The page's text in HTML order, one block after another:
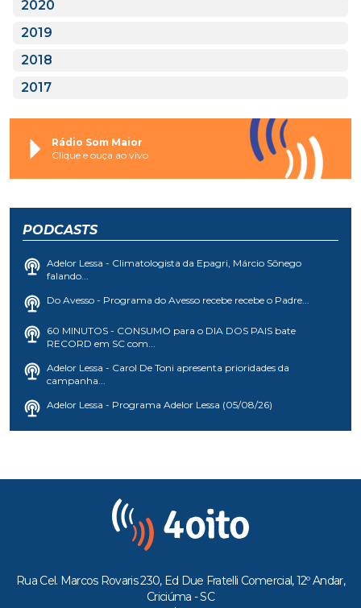
2020
2019
2018
2017
Rádio Som Maior
Clique e ouça ao vivo
PODCASTS
Adelor Lessa - Climatologista da Epagri, Márcio Sônego
falando...
Do Avesso - Programa do Avesso recebe recebe o Padre...
60 MINUTOS - CONSUMO para o DIA DOS PAIS bate
RECORD em SC com...
Adelor Lessa - Carol De Toni apresenta prioridades da
campanha...
Adelor Lessa - Programa Adelor Lessa (05/08/26)
Rua Cel. Marcos Rovaris 230, Ed Due Fratelli Comercial, 12º Andar,
Criciúma - SC